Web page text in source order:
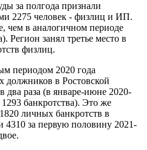
за полгода признали
2275 человек - физлиц и ИП.
чем в аналогичном периоде
Регион занял третье место в
физлиц.
периодом 2020 года
должников в Ростовской
два раза (в январе-июне 2020-
банкротства). Это же
личных банкротств в
4310 за первую половину 2021-